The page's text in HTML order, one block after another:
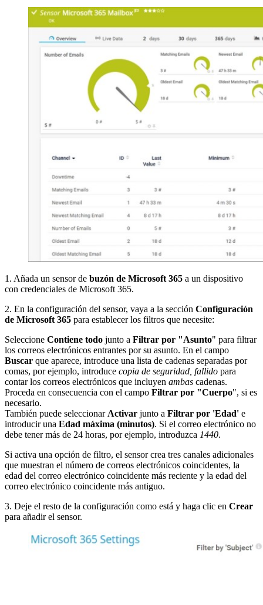
1. Añada un sensor de buzón de Microsoft 365 a un dispositivo
con credenciales de Microsoft 365.
2. En la configuración del sensor, vaya a la sección Configuración
de Microsoft 365 para establecer los filtros que necesite:
Seleccione Contiene todo junto a Filtrar por "Asunto" para filtrar
los correos electrónicos entrantes por su asunto. En el campo
Buscar que aparece, introduce una lista de cadenas separadas por
comas, por ejemplo, introduce copia de seguridad, fallido para
contar los correos electrónicos que incluyen ambas cadenas.
Proceda en consecuencia con el campo Filtrar por "Cuerpo", si es
necesario.
También puede seleccionar Activar junto a Filtrar por 'Edad' e
introducir una Edad máxima (minutos). Si el correo electrónico no
debe tener más de 24 horas, por ejemplo, introduzca 1440.
Si activa una opción de filtro, el sensor crea tres canales adicionales
que muestran el número de correos electrónicos coincidentes, la
edad del correo electrónico coincidente más reciente y la edad del
correo electrónico coincidente más antiguo.
3. Deje el resto de la configuración como está y haga clic en Crear
para añadir el sensor.